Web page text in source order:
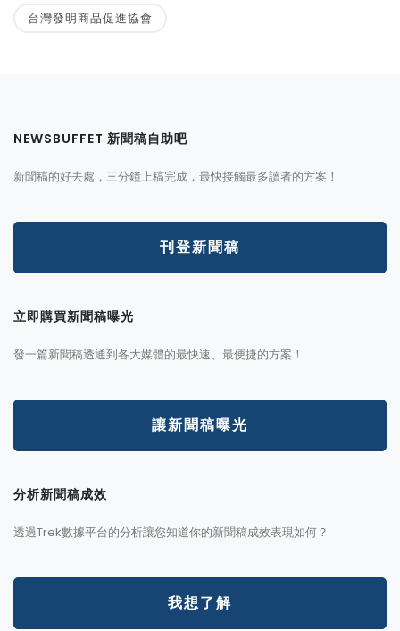
台灣發明商品促進協會
NEWSBUFFET 新聞稿自助吧
新聞稿的好去處，三分鐘上稿完成，最快接觸最多讀者的方案！
刊登新聞稿
立即購買新聞稿曝光
發一篇新聞稿透通到各大媒體的最快速、最便捷的方案！
讓新聞稿曝光
分析新聞稿成效
透過Trek數據平台的分析讓您知道你的新聞稿成效表現如何？
我想了解